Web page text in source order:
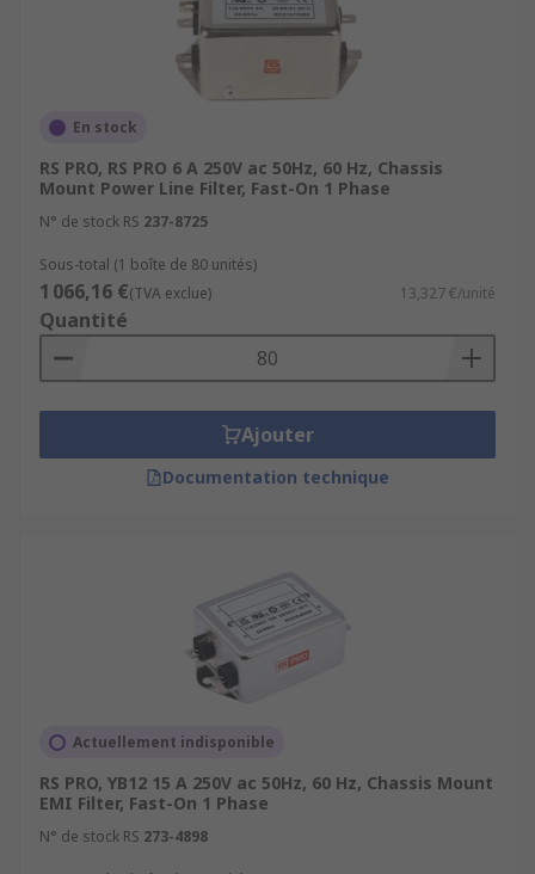
En stock
RS PRO, RS PRO 6 A 250V ac 50Hz, 60 Hz, Chassis
Mount Power Line Filter, Fast-On 1 Phase
N° de stock RS 237-8725
Sous-total (1 boîte de 80 unités)
1 066,16 €(TVA exclue) 13,327 €/unité
Quantité
Ajouter
Documentation technique
Actuellement indisponible
RS PRO, YB12 15 A 250V ac 50Hz, 60 Hz, Chassis Mount
EMI Filter, Fast-On 1 Phase
N° de stock RS 273-4898